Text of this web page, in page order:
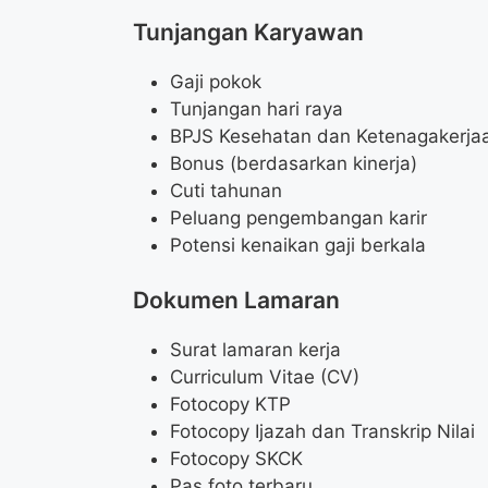
Tunjangan Karyawan
Gaji pokok
Tunjangan hari raya
BPJS Kesehatan dan
Bonus (berdasarkan kinerja)
Cuti tahunan
Peluang pengembangan karir
Potensi kenaikan gaji berkala
Dokumen Lamaran
Surat lamaran kerja
Curriculum Vitae (CV)
Fotocopy KTP
Fotocopy Ijazah dan Transkrip Nilai
Fotocopy SKCK